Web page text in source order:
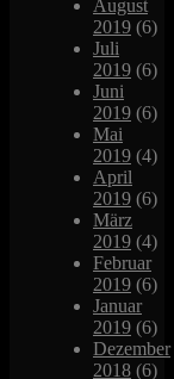
August
2019 (6)
Juli
2019 (6)
Juni
2019 (6)
Mai
2019 (4)
April
2019 (6)
März
2019 (4)
Februar
2019 (6)
Januar
2019 (6)
Dezember
2018 (6)